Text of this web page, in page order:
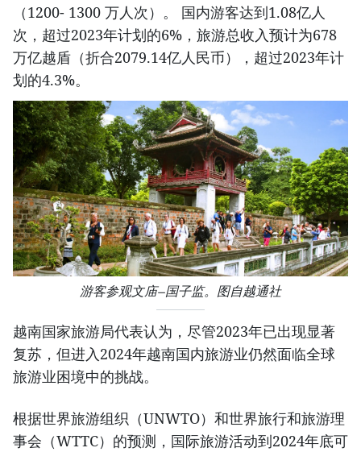
（1200- 1300 万人次）。 国内游客达到1.08亿人
次，超过2023年计划的6%，旅游总收入预计为678
万亿越盾（折合2079.14亿人民币），超过2023年计
划的4.3%。
游客参观文庙—国子监。图自越通社
越南国家旅游局代表认为，尽管2023年已出现显著
复苏，但进入2024年越南国内旅游业仍然面临全球
旅游业困境中的挑战。
根据世界旅游组织（UNWTO）和世界旅行和旅游理
事会（WTTC）的预测，国际旅游活动到2024年底可